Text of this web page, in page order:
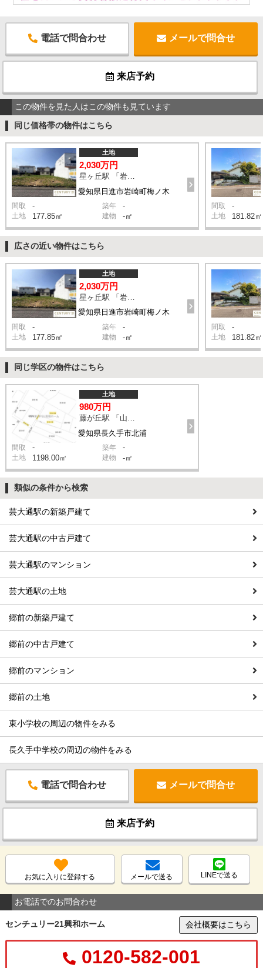
電話で問合わせ メールで問合せ
来店予約
この物件を見た人はこの物件も見ています
同じ価格帯の物件はこちら
愛知県日進市岩崎町梅ノ木
土地
2,030万円
星ヶ丘駅 「岩崎橋」停 バス28分 停歩3分
間取 - 築年 -
土地 177.85㎡ 建物 -㎡
間取 -
土地 181.82㎡
広さの近い物件はこちら
愛知県日進市岩崎町梅ノ木
土地
2,030万円
間取 - 築年 -
土地 177.85㎡ 建物 -㎡
間取 -
土地 181.82㎡
同じ学区の物件はこちら
愛知県長久手市北浦
土地
980万円
藤が丘駅 「山の田」 バス25分 停歩5分
間取 - 築年 -
土地 1198.00㎡ 建物 -㎡
類似の条件から検索
芸大通駅の新築戸建て
芸大通駅の中古戸建て
芸大通駅のマンション
芸大通駅の土地
郷前の新築戸建て
郷前の中古戸建て
郷前のマンション
郷前の土地
東小学校の周辺の物件をみる
長久手中学校の周辺の物件をみる
電話で問合わせ メールで問合せ
来店予約
お気に入りに登録する メールで送る LINEで送る
お電話でのお問合わせ
センチュリー21興和ホーム 会社概要はこちら
0120-582-001